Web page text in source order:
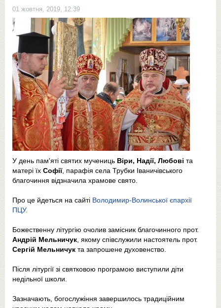
01 жовтня, 2019, 12:39
У день пам'яті святих мучениць Віри, Надії, Любові та
матері їх Софії, парафія села Трубки Іваничівського
благочиння відзначила храмове свято.
Про це йдеться на сайті Володимир-Волинської єпархії
ПЦУ.
Божественну літургію очолив замісник благочинного прот.
Андрій Мельничук , якому співслужили настоятель прот.
Сергій Мельничук та запрошене духовенство.
Після літургії зі святковою програмою виступили діти
недільної школи.
Зазначають, богослужіння завершилось традиційним